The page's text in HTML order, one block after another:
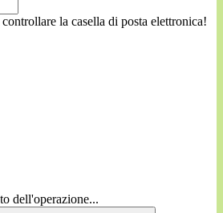
la casella di posta elettronica!
dell'operazione...